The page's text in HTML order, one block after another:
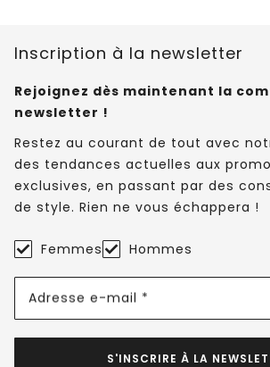
Inscription à la newsletter
Rejoignez dès maintenant la
newsletter !
Restez au courant de tout avec
des tendances actuelles aux
exclusives, en passant par des
de style. Rien ne vous échappera !
Femmes Hommes
Adresse e-mail *
S'INSCRIRE À LA